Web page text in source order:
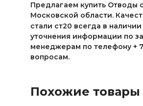
Предлагаем купить Отводы
Московской области.
стали ст20 всегда в
уточнения информации по
менеджерам по телефону +
вопросам.
Похожие товары